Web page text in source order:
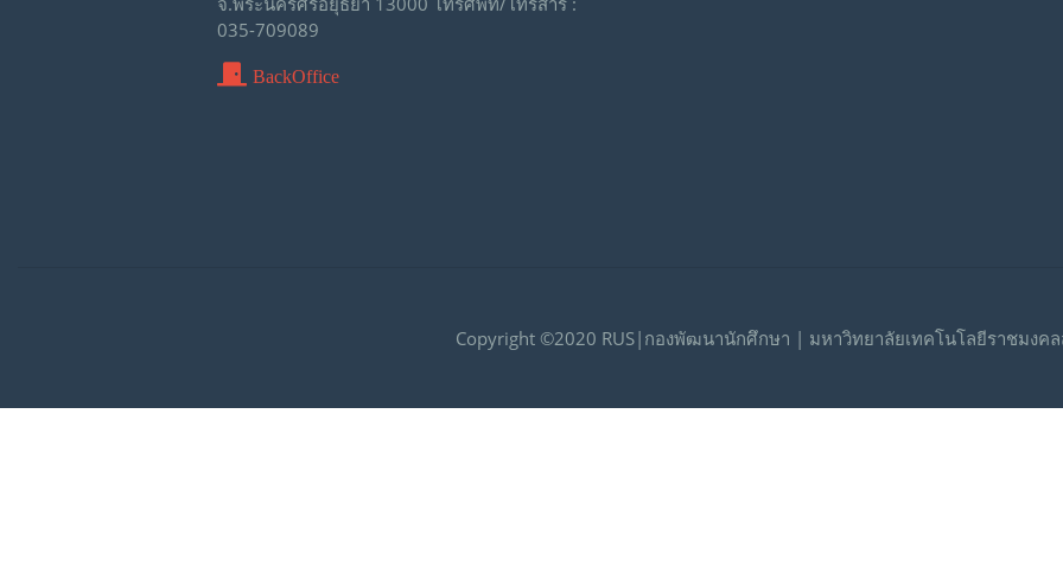
035-709089
BackOffice
Copyright ©2020 RUS|กองพัฒนานักศึกษา | มหาวิทยาลัยเทคโนโลยีราชมงค